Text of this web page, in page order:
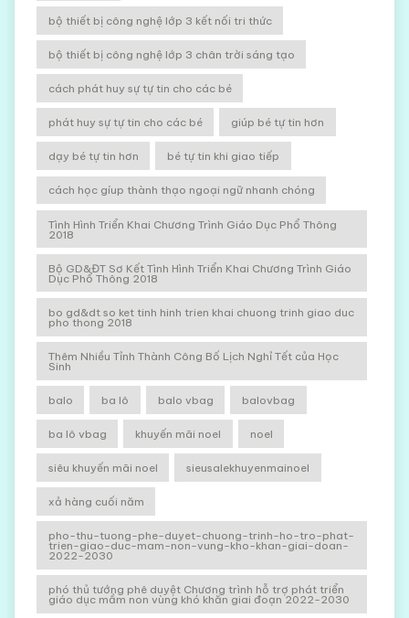
bộ thiết bị công nghệ lớp 3 kết nối tri thức
bộ thiết bị công nghệ lớp 3 chân trời sáng tạo
cách phát huy sự tự tin cho các bé
phát huy sự tự tin cho các bé giúp bé tự tin hơn
dạy bé tự tin hơn bé tự tin khi giao tiếp
cách học gíup thành thạo ngoại ngữ nhanh chóng
Tình Hình Triển Khai Chương Trình Giáo Dục Phổ Thông
2018
Bộ GD&ĐT Sơ Kết Tình Hình Triển Khai Chương Trình Giáo
Dục Phổ Thông 2018
bo gd&dt so ket tinh hinh trien khai chuong trinh giao duc
pho thong 2018
Thêm Nhiều Tỉnh Thành Công Bố Lịch Nghỉ Tết của Học
Sinh
balo ba lô balo vbag balovbag
ba lô vbag khuyến mãi noel noel
siêu khuyến mãi noel sieusalekhuyenmainoel
xả hàng cuối năm
pho-thu-tuong-phe-duyet-chuong-trinh-ho-tro-phat-
trien-giao-duc-mam-non-vung-kho-khan-giai-doan-
2022-2030
phó thủ tướng phê duyệt Chương trình hỗ trợ phát triển
giáo dục mầm non vùng khó khăn giai đoạn 2022-2030